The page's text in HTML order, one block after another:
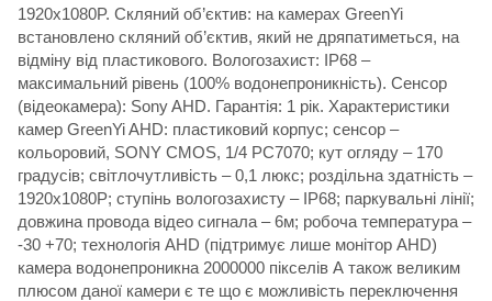
1920x1080P. Скляний об’єктив: на камерах GreenYi
встановлено скляний об’єктив, який не дряпатиметься, на
відміну від пластикового. Вологозахист: IP68 –
максимальний рівень (100% водонепроникність). Сенсор
(відеокамера): Sony AHD. Гарантія: 1 рік. Характеристики
камер GreenYi AHD: пластиковий корпус; сенсор –
кольоровий, SONY CMOS, 1/4 PC7070; кут огляду – 170
градусів; світлочутливість – 0,1 люкс; роздільна здатність –
1920x1080P; ступінь вологозахисту – IP68; паркувальні лінії;
довжина провода відео сигнала – 6м; робоча температура –
-30 +70; технологія AHD (підтримує лише монітор AHD)
камера водонепроникна 2000000 пікселів А також великим
плюсом даної камери є те що є можливість переключення